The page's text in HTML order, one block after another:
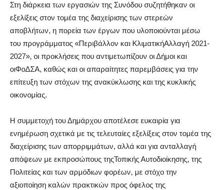
Στη διάρκεια των εργασιών της Συνόδου συζητήθηκαν οι
εξελίξεις στον τομέα της διαχείρισης των στερεών
αποβλήτων, η πορεία των έργων που υλοποιούνται μέσω
του προγράμματος «Περιβάλλον και ΚλιματικήΑλλαγή 2021-
2027», οι προκλήσεις που αντιμετωπίζουν οι Δήμοι και
οιΦοΔΣΑ, καθώς και οι απαραίτητες παρεμβάσεις για την
επίτευξη των στόχων της ανακύκλωσης και της κυκλικής
οικονομίας.
Η συμμετοχή του Δημάρχου αποτέλεσε ευκαιρία για
ενημέρωση σχετικά με τις τελευταίες εξελίξεις στον τομέα της
διαχείρισης των απορριμμάτων, αλλά και για ανταλλαγή
απόψεων με εκπροσώπους τηςΤοπικήςΑυτοδιοίκησης, της
Πολιτείας και των αρμόδιων φορέων, με στόχο την
αξιοποίηση καλών πρακτικών προς όφελος της